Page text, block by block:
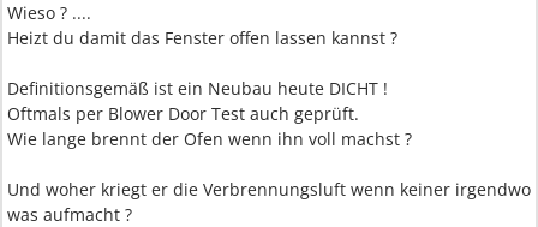
Wieso ? ....
Heizt du damit das Fenster offen lassen kannst ?
Definitionsgemäß ist ein Neubau heute DICHT !
Oftmals per Blower Door Test auch geprüft.
Wie lange brennt der Ofen wenn ihn voll machst ?
Und woher kriegt er die Verbrennungsluft wenn keiner irgendwo
was aufmacht ?